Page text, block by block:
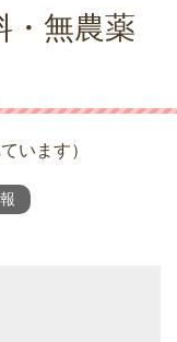
・無農薬
います）